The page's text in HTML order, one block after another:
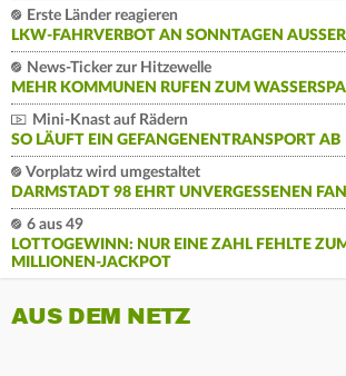
Erste Länder reagieren
LKW-FAHRVERBOT AN SONNTAGEN AUSSER
News-Ticker zur Hitzewelle
MEHR KOMMUNEN RUFEN ZUM
Mini-Knast auf Rädern
SO LÄUFT EIN GEFANGENENTRANSPORT AB
Vorplatz wird umgestaltet
DARMSTADT 98 EHRT UNVERGESSENEN FAN
6 aus 49
LOTTOGEWINN: NUR EINE ZAHL FEHLTE
MILLIONEN-JACKPOT
AUS DEM NETZ